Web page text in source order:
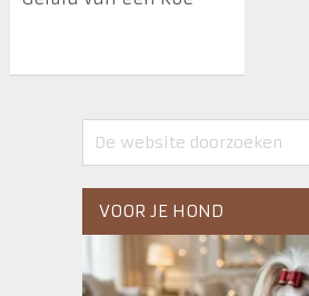
VOOR JE HOND